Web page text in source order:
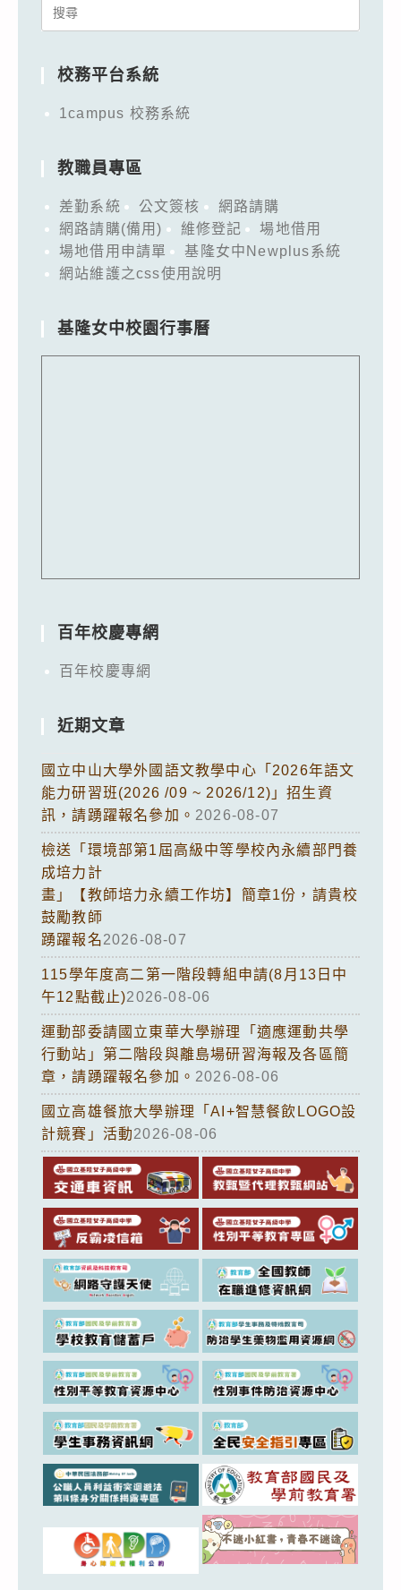
Search
校務平台系統
1campus 校務系統
教職員專區
差勤系統 公文簽核
網路請購
網路請購(備用)
維修登記
場地借用
場地借用申請單
基隆女中Newplus系統
網站維護之css使用說明
基隆女中校園行事曆
百年校慶專網
百年校慶專網
近期文章
國立中山大學外國語文教學中心「2026年語文
能力研習班(2026 /09 ~ 2026/12)」招生資
訊，請踴躍報名參加。 2026-08-07
檢送「環境部第1屆高級中等學校內永續部門養
成培力計
畫」【教師培力永續工作坊】簡章1份，請貴校
鼓勵教師
踴躍報名2026-08-07
115學年度高二第一階段轉組申請(8月13日中
午12點截止)2026-08-06
運動部委請國立東華大學辦理「適應運動共學
行動站」第二階段與離島場研習海報及各區簡
章，請踴躍報名參加。 2026-08-06
國立高雄餐旅大學辦理「AI+智慧餐飲LOGO設
計競賽」活動2026-08-06